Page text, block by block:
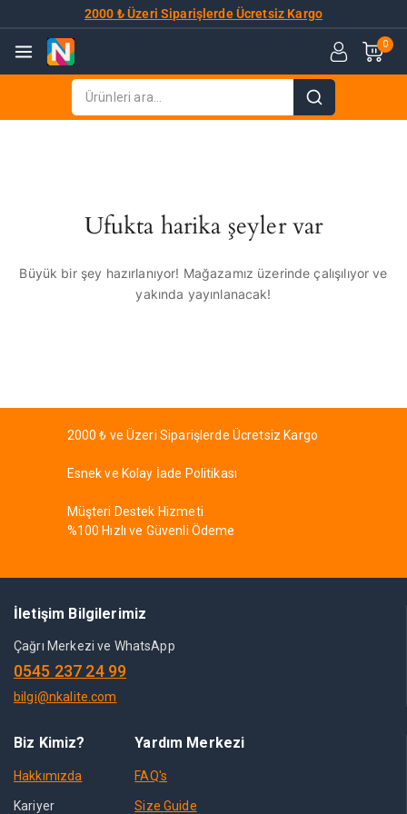
2000 ₺ Üzeri Siparişlerde Ücretsiz Kargo
0
Ufukta harika şeyler var
Büyük bir şey hazırlanıyor! Mağazamız üzerinde çalışılıyor ve
yakında yayınlanacak!
2000 ₺ ve Üzeri Siparişlerde Ücretsiz Kargo
Esnek ve Kolay İade Politikası
Müşteri Destek Hizmeti
%100 Hızlı ve Güvenli Ödeme
İletişim Bilgilerimiz
Çağrı Merkezi ve WhatsApp
0545 237 24 99
bilgi@nkalite.com
Biz Kimiz?
Hakkımızda
Kariyer
Yardım Merkezi
FAQ's
Size Guide